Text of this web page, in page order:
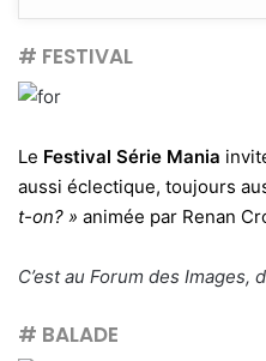
# FESTIVAL
Le Festival Série Mania
aussi éclectique, toujours
t-on? » animée par Renan
C’est au Forum des
# BALADE